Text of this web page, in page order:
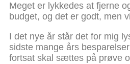
Meget er lykkedes at fjerne
budget, og det er godt, men
I det nye år står det for mig
sidste mange års
fortsat skal sættes på prøve